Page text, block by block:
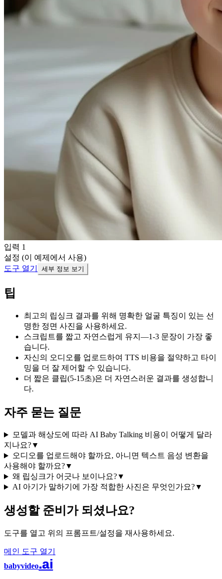
입력 1
설정 (이 예제에서 사용)
도구 열기
세부 정보 보기
팁
최고의 립싱크 결과를 위해 명확한 얼굴 특징이 있는 선
명한 정면 사진을 사용하세요.
스크립트를 짧고 자연스럽게 유지—1-3 문장이 가장 좋
습니다.
자신의 오디오를 업로드하여 TTS 비용을 절약하고 타이
밍을 더 잘 제어할 수 있습니다.
더 짧은 클립(5-15초)은 더 자연스러운 결과를 생성합니
다.
자주 묻는 질문
모델과 해상도에 따라 AI Baby Talking 비용이 어떻게 달라
지나요?▼
오디오를 업로드해야 할까요, 아니면 텍스트 음성 변환을
사용해야 할까요?▼
왜 립싱크가 어긋나 보이나요?▼
AI 아기가 말하기에 가장 적합한 사진은 무엇인가요?▼
생성할 준비가 되셨나요?
도구를 열고 위의 프롬프트/설정을 재사용하세요.
메인 도구 열기
babyvideo.ai